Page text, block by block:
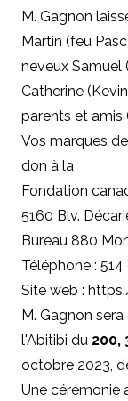
M. Gagnon
Martin (feu
neveux Samuel
Catherine
parents et amis
Vos marques
don à la
Fondation
5160 Blv.
Bureau 880
Téléphone :
Site web :
M. Gagnon
l'Abitibi du 200,
octobre 2023,
Une cérémonie